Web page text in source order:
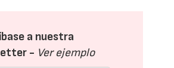
a nuestra
- Ver ejemplo